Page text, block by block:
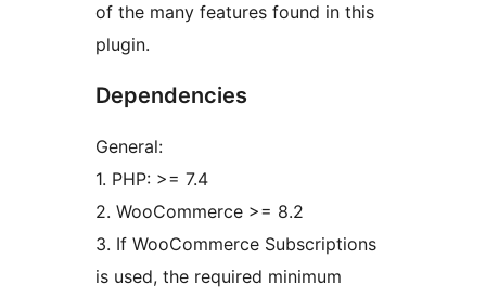
of the many features found in this
plugin.
Dependencies
General:
1. PHP: >= 7.4
2. WooCommerce >= 8.2
3. If WooCommerce Subscriptions
is used, the required minimum